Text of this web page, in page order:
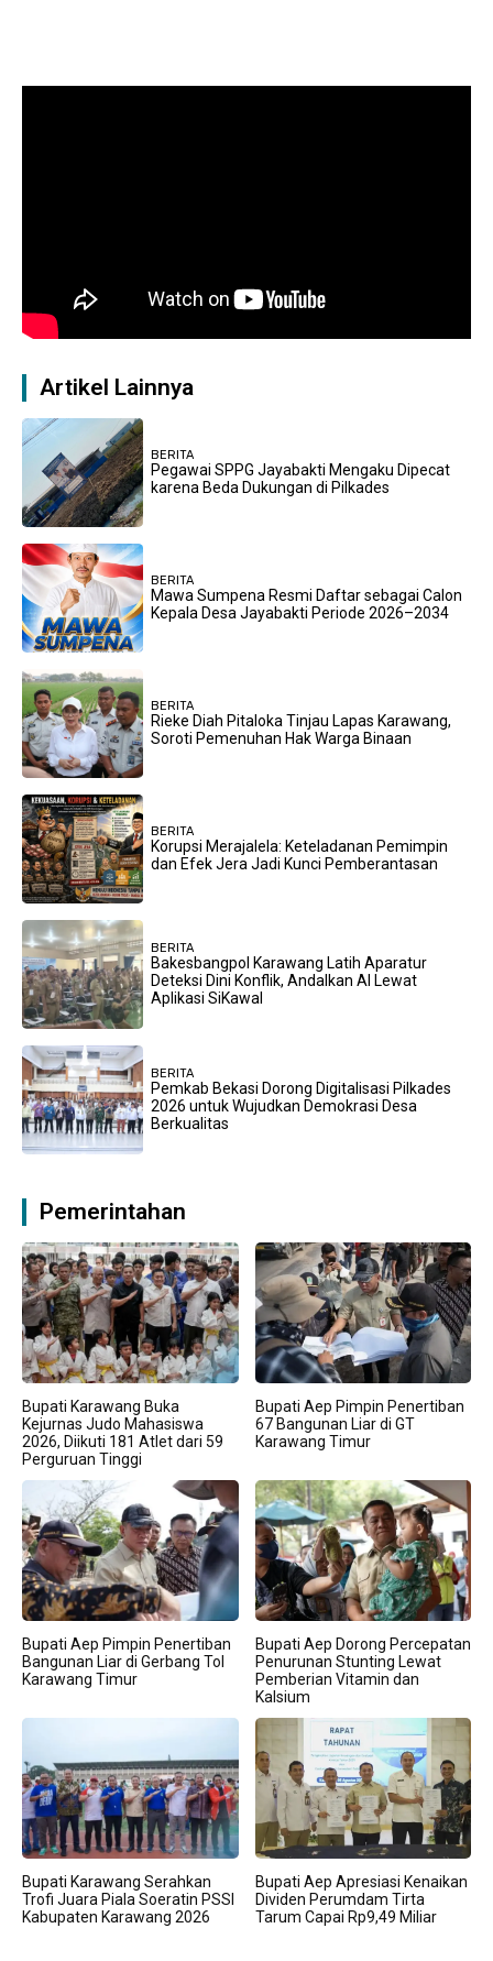
Artikel Lainnya
BERITA
Pegawai SPPG Jayabakti Mengaku Dipecat
karena Beda Dukungan di Pilkades
BERITA
Mawa Sumpena Resmi Daftar sebagai Calon
Kepala Desa Jayabakti Periode 2026–2034
BERITA
Rieke Diah Pitaloka Tinjau Lapas Karawang,
Soroti Pemenuhan Hak Warga Binaan
BERITA
Korupsi Merajalela: Keteladanan Pemimpin
dan Efek Jera Jadi Kunci Pemberantasan
BERITA
Bakesbangpol Karawang Latih Aparatur
Deteksi Dini Konflik, Andalkan AI Lewat
Aplikasi SiKawal
BERITA
Pemkab Bekasi Dorong Digitalisasi Pilkades
2026 untuk Wujudkan Demokrasi Desa
Berkualitas
Pemerintahan
Bupati Karawang Buka
Kejurnas Judo Mahasiswa
2026, Diikuti 181 Atlet dari 59
Perguruan Tinggi
Bupati Aep Pimpin Penertiban
67 Bangunan Liar di GT
Karawang Timur
Bupati Aep Pimpin Penertiban
Bangunan Liar di Gerbang Tol
Karawang Timur
Bupati Aep Dorong Percepatan
Penurunan Stunting Lewat
Pemberian Vitamin dan
Kalsium
Bupati Karawang Serahkan
Trofi Juara Piala Soeratin PSSI
Kabupaten Karawang 2026
Bupati Aep Apresiasi Kenaikan
Dividen Perumdam Tirta
Tarum Capai Rp9,49 Miliar